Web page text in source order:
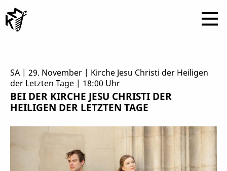
SA | 29. November | Kirche Jesu Christi der Heiligen
der Letzten Tage | 18:00 Uhr
BEI DER KIRCHE JESU CHRISTI DER
HEILIGEN DER LETZTEN TAGE